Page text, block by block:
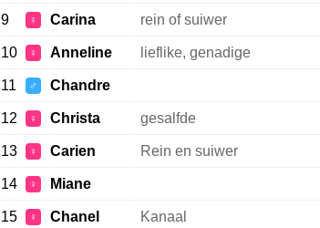
9 ♀ Carina rein of suiwer
10 ♀ Anneline lieflike, genadige
11 ♂ Chandre
12 ♀ Christa gesalfde
13 ♀ Carien Rein en suiwer
14 ♀ Miane
15 ♀ Chanel Kanaal